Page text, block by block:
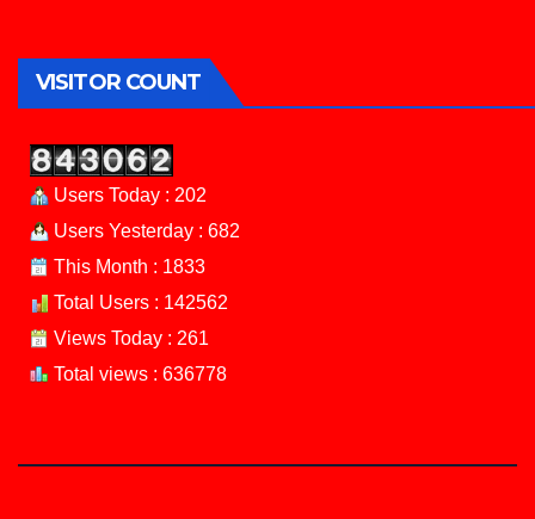
VISITOR COUNT
Users Today : 202
Users Yesterday : 682
This Month : 1833
Total Users : 142562
Views Today : 261
Total views : 636778